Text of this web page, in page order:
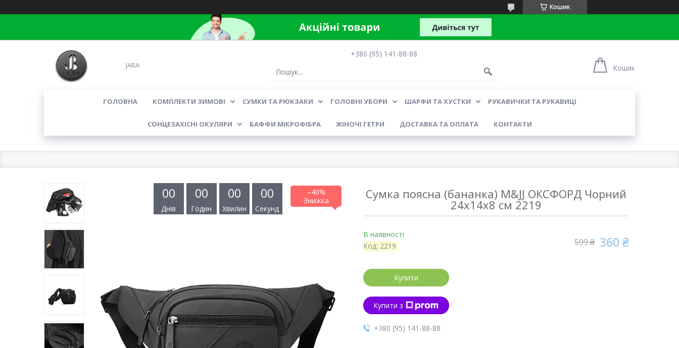
Кошик
JARA
+380 (95) 141-88-88
Кошик
ГОЛОВНА КОМПЛЕКТИ ЗИМОВІ СУМКИ ТА РЮКЗАКИ ГОЛОВНІ УБОРИ ШАРФИ ТА ХУСТКИ РУКАВИЧКИ ТА РУКАВИЦІ
СОНЦЕЗАХІСНІ ОКУЛЯРИ БАФФИ МІКРОФІБРА ЖІНОЧІ ГЕТРИ ДОСТАВКА ТА ОПЛАТА КОНТАКТИ
–40%
00
Днів
00
Годин
00
Хвилин
00
Секунд
Сумка поясна (бананка) M&JJ ОКСФОРД Чорний
24х14х8 см 2219
В наявності
Код: 2219 599 ₴ 360 ₴
Купити
Купити з
+380 (95) 141-88-88